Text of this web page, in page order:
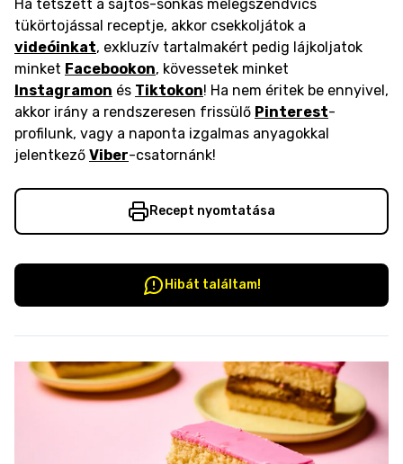
Ha tetszett a sajtos-sonkás melegszendvics
tükörtojással receptje, akkor csekkoljátok a
videóinkat, exkluzív tartalmakért pedig lájkoljatok
minket Facebookon, kövessetek minket
Instagramon és Tiktokon! Ha nem éritek be ennyivel,
akkor irány a rendszeresen frissülő Pinterest-
profilunk, vagy a naponta izgalmas anyagokkal
jelentkező Viber-csatornánk!
Recept nyomtatása
Hibát találtam!